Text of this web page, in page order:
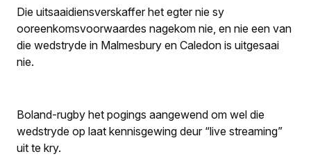
Die uitsaaidiensverskaffer het egter nie sy
ooreenkoms­voorwaardes nagekom nie, en nie een van
die wedstryde in Malmesbury en Caledon is uitgesaai
nie.
Boland-rugby het pogings aangewend om wel die
wedstryde op laat kennisgewing deur “live streaming”
uit te kry.